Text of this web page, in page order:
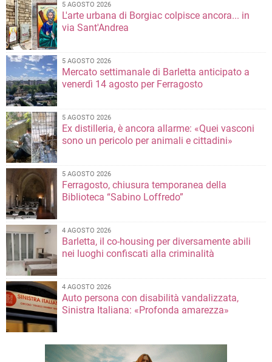
5 AGOSTO 2026
L'arte urbana di Borgiac colpisce ancora... in
via Sant'Andrea
5 AGOSTO 2026
Mercato settimanale di Barletta anticipato a
venerdì 14 agosto per Ferragosto
5 AGOSTO 2026
Ex distilleria, è ancora allarme: «Quei vasconi
sono un pericolo per animali e cittadini»
5 AGOSTO 2026
Ferragosto, chiusura temporanea della
Biblioteca “Sabino Loffredo”
4 AGOSTO 2026
Barletta, il co-housing per diversamente abili
nei luoghi confiscati alla criminalità
4 AGOSTO 2026
Auto persona con disabilità vandalizzata,
Sinistra Italiana: «Profonda amarezza»